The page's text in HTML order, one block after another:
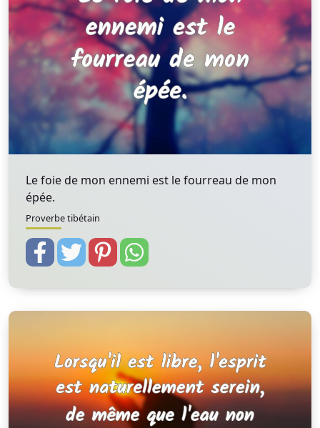
Le foie de mon ennemi est le fourreau de mon
épée.
Proverbe tibétain